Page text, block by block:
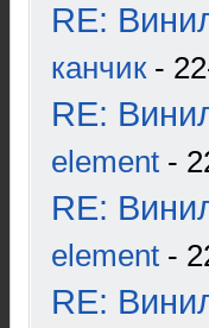
RE:
канчик-
RE:
element -
RE:
element -
RE: